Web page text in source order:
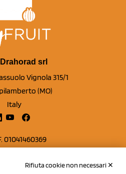
srl
Vignola 315/1
(MO)
Italy
01041460369
Euro 50.000,00 i.v.
Rifiuta cookie non necessari ✕